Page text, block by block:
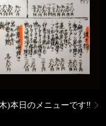
)本日のメニューです‼️